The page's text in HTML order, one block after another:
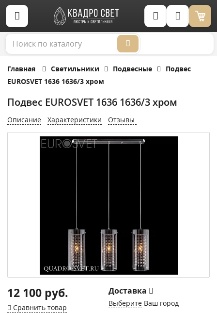
Корзина (0)
Главная Светильники Подвесные
Подвес
EUROSVET 1636 1636/3 хром
Подвес EUROSVET 1636 1636/3 хром
Описание Характеристики Отзывы
12 100 руб.
Сравнить товар
Доставка
Выберите Ваш город